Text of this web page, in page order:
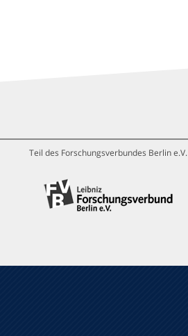
Teil des Forschungsverbundes Berlin e.V.